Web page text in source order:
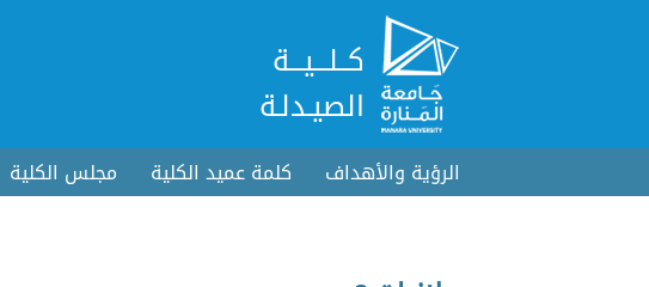
كــلـــيـــة
الصيـدلـة
الرؤية والأهداف كلمة عميد الكلية مجلس الكلية